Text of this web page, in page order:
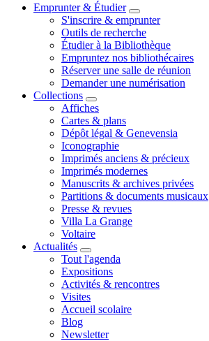
Emprunter & Étudier
S'inscrire & emprunter
Outils de recherche
Étudier à la Bibliothèque
Empruntez nos bibliothécaires
Réserver une salle de réunion
Demander une numérisation
Collections
Affiches
Cartes & plans
Dépôt légal & Genevensia
Iconographie
Imprimés anciens & précieux
Imprimés modernes
Manuscrits & archives privées
Partitions & documents musicaux
Presse & revues
Villa La Grange
Voltaire
Actualités
Tout l'agenda
Expositions
Activités & rencontres
Visites
Accueil scolaire
Blog
Newsletter